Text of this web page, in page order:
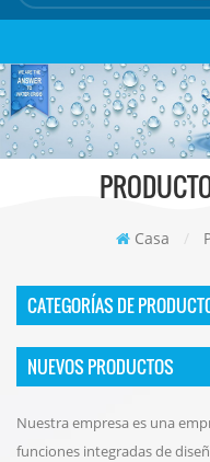
Casa /
CATEGORÍAS DE
NUEVOS PRODUCTOS
Nuestra empresa es una
funciones integradas de